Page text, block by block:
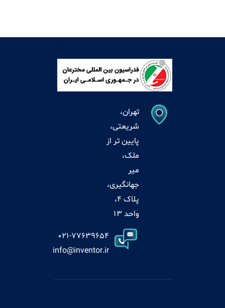
تهران،
شریعتی،
پایین تر از
ملک،
میر
جهانگیری،
پلاک 4،
واحد 13
021-77639654
info@inventor.ir